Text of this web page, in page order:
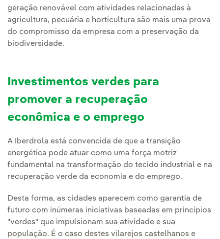
geração renovável com atividades relacionadas à
agricultura, pecuária e horticultura são mais uma prova
do compromisso da empresa com a preservação da
biodiversidade.
Investimentos verdes para
promover a recuperação
econômica e o emprego
A Iberdrola está convencida de que a transição
energética pode atuar como uma força motriz
fundamental na transformação do tecido industrial e na
recuperação verde da economia e do emprego.
Desta forma, as cidades aparecem como garantia de
futuro com inúmeras iniciativas baseadas em princípios
"verdes" que impulsionam sua atividade e sua
população. É o caso destes vilarejos castelhanos e